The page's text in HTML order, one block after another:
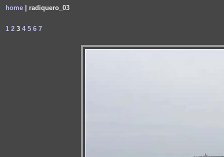
home | radiquero_03
1 2 3 45 6 7